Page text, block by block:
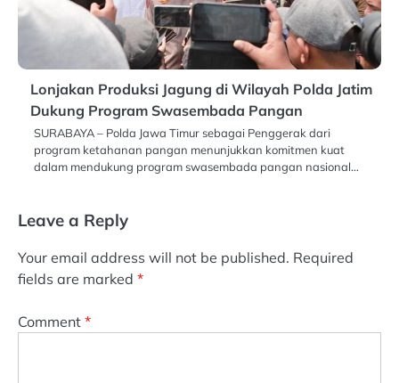
Lonjakan Produksi Jagung di Wilayah Polda Jatim
Dukung Program Swasembada Pangan
SURABAYA – Polda Jawa Timur sebagai Penggerak dari
program ketahanan pangan menunjukkan komitmen kuat
dalam mendukung program swasembada pangan nasional…
Leave a Reply
Your email address will not be published. Required
fields are marked *
Comment *